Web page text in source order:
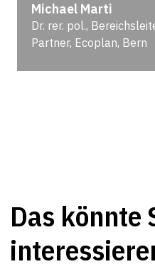
Michael Marti
Dr. rer. pol.,
Partner, Ecoplan, Bern
Das könnte